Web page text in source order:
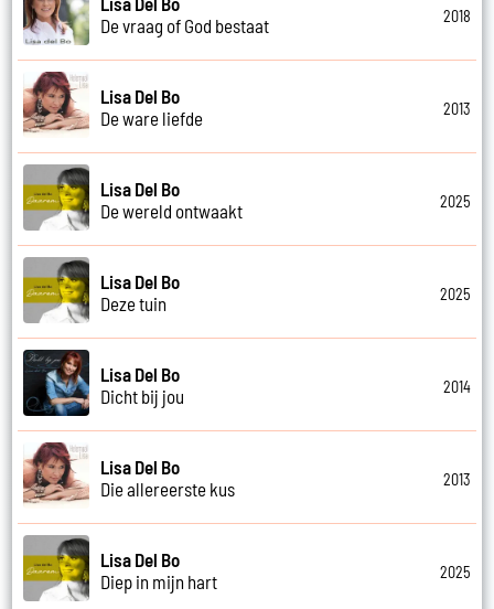
De vraag of God bestaat
2018
Lisa Del Bo
De ware liefde
2013
Lisa Del Bo
De wereld ontwaakt
2025
Lisa Del Bo
Deze tuin
2025
Lisa Del Bo
Dicht bij jou
2014
Lisa Del Bo
Die allereerste kus
2013
Lisa Del Bo
Diep in mijn hart
2025